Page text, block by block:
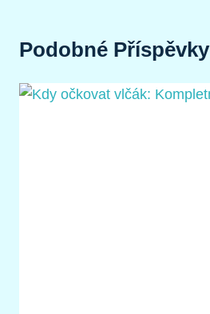
Podobné Příspěvky